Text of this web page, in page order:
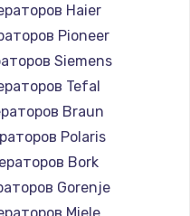
сенсора
Haier
Pioneer
Siemens
Tefal
Braun
Polaris
Bork
Gorenje
Miele